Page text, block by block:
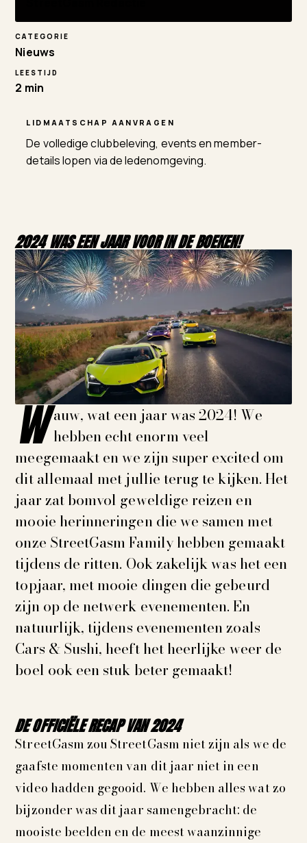
CATEGORIE
Nieuws
LEESTIJD
2 min
LIDMAATSCHAP AANVRAGEN
De volledige clubbeleving, events en member-
details lopen via de ledenomgeving.
2024 WAS EEN JAAR VOOR IN DE BOEKEN!
W auw, wat een jaar was 2024! We
hebben echt enorm veel
meegemaakt en we zijn super excited om
dit allemaal met jullie terug te kijken. Het
jaar zat bomvol geweldige reizen en
mooie herinneringen die we samen met
onze StreetGasm Family hebben gemaakt
tijdens de ritten. Ook zakelijk was het een
topjaar, met mooie dingen die gebeurd
zijn op de netwerk evenementen. En
natuurlijk, tijdens evenementen zoals
Cars & Sushi, heeft het heerlijke weer de
boel ook een stuk beter gemaakt!
DE OFFICIËLE RECAP VAN 2024
StreetGasm zou StreetGasm niet zijn als we de
gaafste momenten van dit jaar niet in een
video hadden gegooid. We hebben alles wat zo
bijzonder was dit jaar samengebracht: de
mooiste beelden en de meest waanzinnige